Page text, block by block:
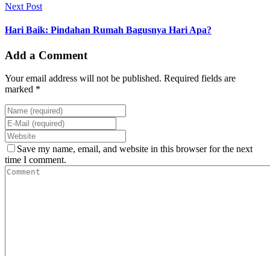
Next Post
Hari Baik: Pindahan Rumah Bagusnya Hari Apa?
Add a Comment
Your email address will not be published. Required fields are
marked *
Save my name, email, and website in this browser for the next
time I comment.